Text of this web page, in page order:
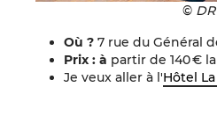
© DR
Où ? 7 rue du Général
Prix : à partir de 140 €
Je veux aller à l'Hôtel